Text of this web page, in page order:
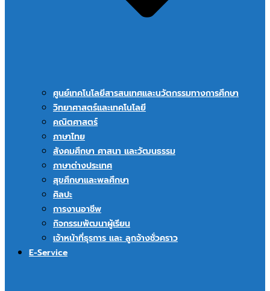
ศูนย์เทคโนโลยีสารสนเทศและนวัตกรรมทางการศึกษา
วิทยาศาสตร์และเทคโนโลยี
คณิตศาสตร์
ภาษาไทย
สังคมศึกษา ศาสนา และวัฒนธรรม
ภาษาต่างประเทศ
สุขศึกษาและพลศึกษา
ศิลปะ
การงานอาชีพ
กิจกรรมพัฒนาผู้เรียน
เจ้าหน้าที่ธุรการ และ ลูกจ้างชั่วคราว
E-Service